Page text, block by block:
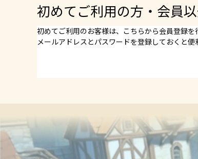
初めてご利用の方・会員
初めてご利用のお客様は、こちらから会員登録を
メールアドレスとパスワードを登録しておくと便